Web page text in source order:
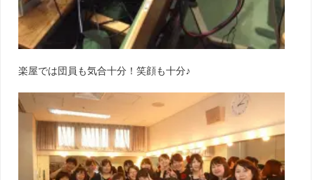
楽屋では団員も気合十分！笑顔も十分♪